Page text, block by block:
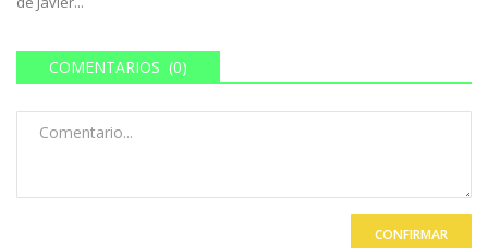
COMENTARIOS (0)
CONFIRMAR